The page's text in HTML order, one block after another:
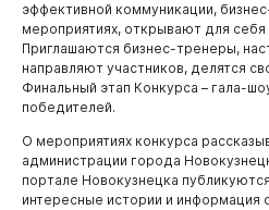
эффективной коммуникации,
мероприятиях, открывают для себя
Приглашаются бизнес-тренеры,
направляют участников, делятся
Финальный этап Конкурса – гала-
победителей.
О мероприятиях конкурса
администрации города
портале Новокузнецка
интересные истории и информация